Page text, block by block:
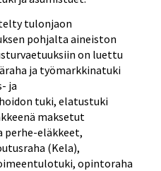
tulonjaon
pohjalta aineiston
on luettu
ja työmarkkinatuki
ja
tuki, elatustuki
maksetut
perhe-eläkkeet,
(Kela),
opintoraha